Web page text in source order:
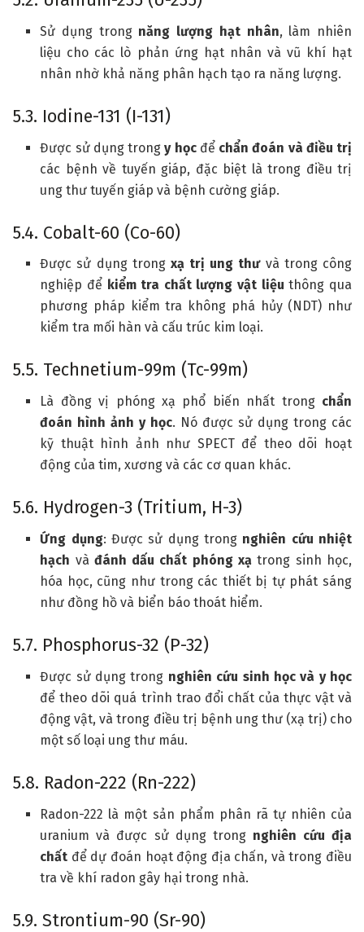
Sử dụng trong năng lượng hạt nhân, làm nhiên
liệu cho các lò phản ứng hạt nhân và vũ khí hạt
nhân nhờ khả năng phân hạch tạo ra năng lượng.
5.3. Iodine-131 (I-131)
Được sử dụng trongy họcđể chẩn đoán và điều trị
các bệnh về tuyến giáp, đặc biệt là trong điều trị
ung thư tuyến giáp và bệnh cường giáp.
5.4. Cobalt-60 (Co-60)
Được sử dụng trong xạ trị ung thưvà trong công
nghiệp để kiểm tra chất lượng vật liệu thông qua
phương pháp kiểm tra không phá hủy (NDT) như
kiểm tra mối hàn và cấu trúc kim loại.
5.5. Technetium-99m (Tc-99m)
Là đồng vị phóng xạ phổ biến nhất trong chẩn
đoán hình ảnh y học. Nó được sử dụng trong các
kỹ thuật hình ảnh như SPECT để theo dõi hoạt
động của tim, xương và các cơ quan khác.
5.6. Hydrogen-3 (Tritium, H-3)
Ứng dụng: Được sử dụng trong nghiên cứu nhiệt
hạch và đánh dấu chất phóng xạ trong sinh học,
hóa học, cũng như trong các thiết bị tự phát sáng
như đồng hồ và biển báo thoát hiểm.
5.7. Phosphorus-32 (P-32)
Được sử dụng trong nghiên cứu sinh học và y học
để theo dõi quá trình trao đổi chất của thực vật và
động vật, và trong điều trị bệnh ung thư (xạ trị) cho
một số loại ung thư máu.
5.8. Radon-222 (Rn-222)
Radon-222 là một sản phẩm phân rã tự nhiên của
uranium và được sử dụng trong nghiên cứu địa
chất để dự đoán hoạt động địa chấn, và trong điều
tra về khí radon gây hại trong nhà.
5.9. Strontium-90 (Sr-90)